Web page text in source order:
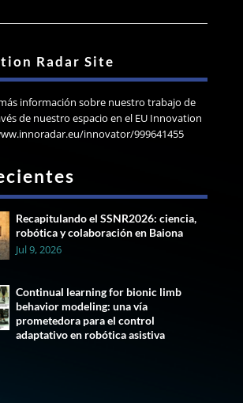
Radar Site
información sobre nuestro trabajo de
de nuestro espacio en el EU Innovation
innovator/999641455
Recapitulando el SSNR2026: ciencia,
robótica y colaboración en Baiona
Jul 9, 2026
Continual learning for bionic limb
behavior modeling: una vía
prometedora para el control
adaptativo en robótica asistiva